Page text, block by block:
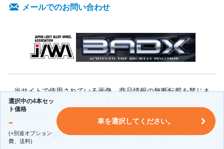
選択中の4本セッ
ト価格
-
(+別途オプション
費、送料)
車を選択してください。
メールでのお問い合わせ
当サイトで使用されている画像、商品情報の無断転載を禁じま
Copyright © Maluzen Inc. All Rights Reserved.